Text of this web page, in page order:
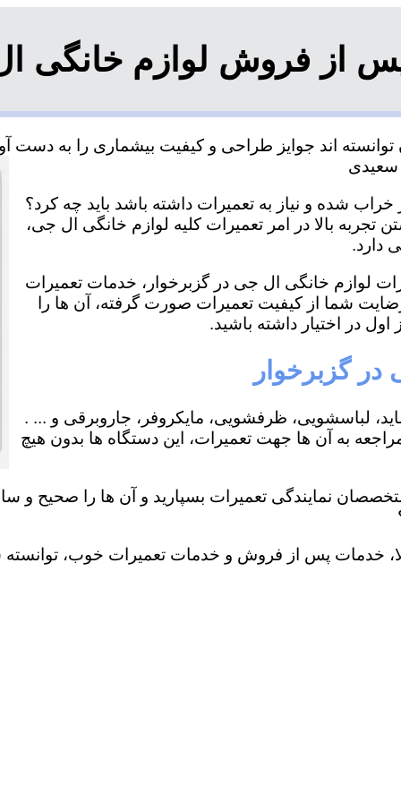
از فروش لوازم خانگی
اند جوایز طراحی و کیفیت بیشماری را به دست
شده و نیاز به تعمیرات داشته باشد باید چه کرد؟
تجربه بالا در امر تعمیرات کلیه لوازم خانگی ال جی،
دارد.
لوازم خانگی ال جی در گزبرخوار، خدمات تعمیرات
شما از کیفیت تعمیرات صورت گرفته، آن ها را
در اختیار داشته باشید.
گزبرخوار
لباسشویی، ظرفشویی، مایکروفر، جاروبرقی و ... .
به آن ها جهت تعمیرات، این دستگاه ها بدون هیچ
نمایندگی تعمیرات بسپارید و آن ها را صحیح و
خدمات پس از فروش و خدمات تعمیرات خوب، توانسته